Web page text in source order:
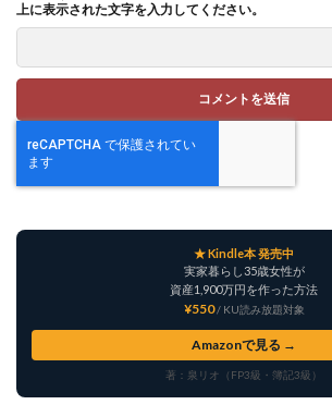
上に表示された文字を入力してください。
★ Kindle本 発売中
実家暮らし35歳女性が
資産1,900万円を作った方法
¥550 / KU読み放題対象
Amazonで見る →
著：泉リオ（FP3級・簿記3級）